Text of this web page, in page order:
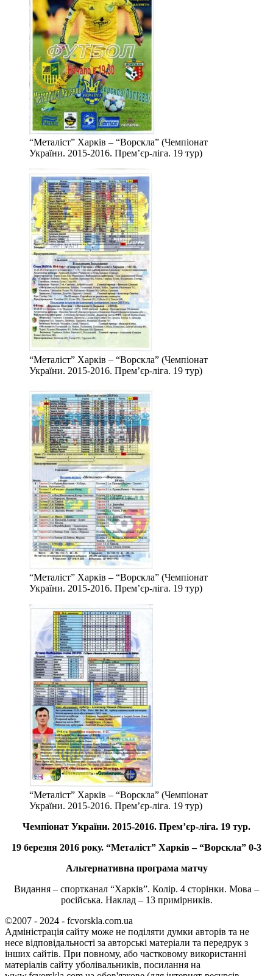
“Металіст” Харків – “Ворскла” (Чемпіонат
України. 2015-2016. Прем’єр-ліга. 19 тур)
“Металіст” Харків – “Ворскла” (Чемпіонат
України. 2015-2016. Прем’єр-ліга. 19 тур)
“Металіст” Харків – “Ворскла” (Чемпіонат
України. 2015-2016. Прем’єр-ліга. 19 тур)
“Металіст” Харків – “Ворскла” (Чемпіонат
України. 2015-2016. Прем’єр-ліга. 19 тур)
Чемпіонат України. 2015-2016. Прем’єр-ліга. 19 тур.
19 березня 2016 року. “Металіст” Харків – “Ворскла” 0-3
Альтернативна програма матчу
Видання – спортканал “Харків”. Колір. 4 сторінки. Мова –
російська. Наклад – 13 примірників.
©2007 - 2024 - fcvorskla.com.ua
Адміністрація сайту може не поділяти думки авторів та не
несе відповідальності за авторські матеріали та передрук з
інших сайтів. При повному, або частковому використанні
матеріалів сайту уболівальників, посилання на